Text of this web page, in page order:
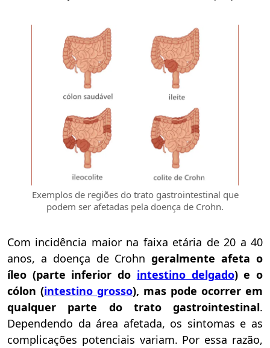
Exemplos de regiões do trato gastrointestinal que
podem ser afetadas pela doença de Crohn.
Com incidência maior na faixa etária de 20 a 40
anos, a doença de Crohngeralmente afeta o
íleo (parte inferior do intestino delgado) e o
cólon (intestino grosso), mas pode ocorrer em
qualquer parte do trato gastrointestinal.
Dependendo da área afetada, os sintomas e as
complicações potenciais variam. Por essa razão,